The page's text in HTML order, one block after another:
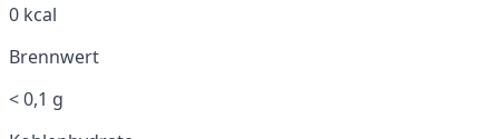
0 kcal
Brennwert
< 0,1 g